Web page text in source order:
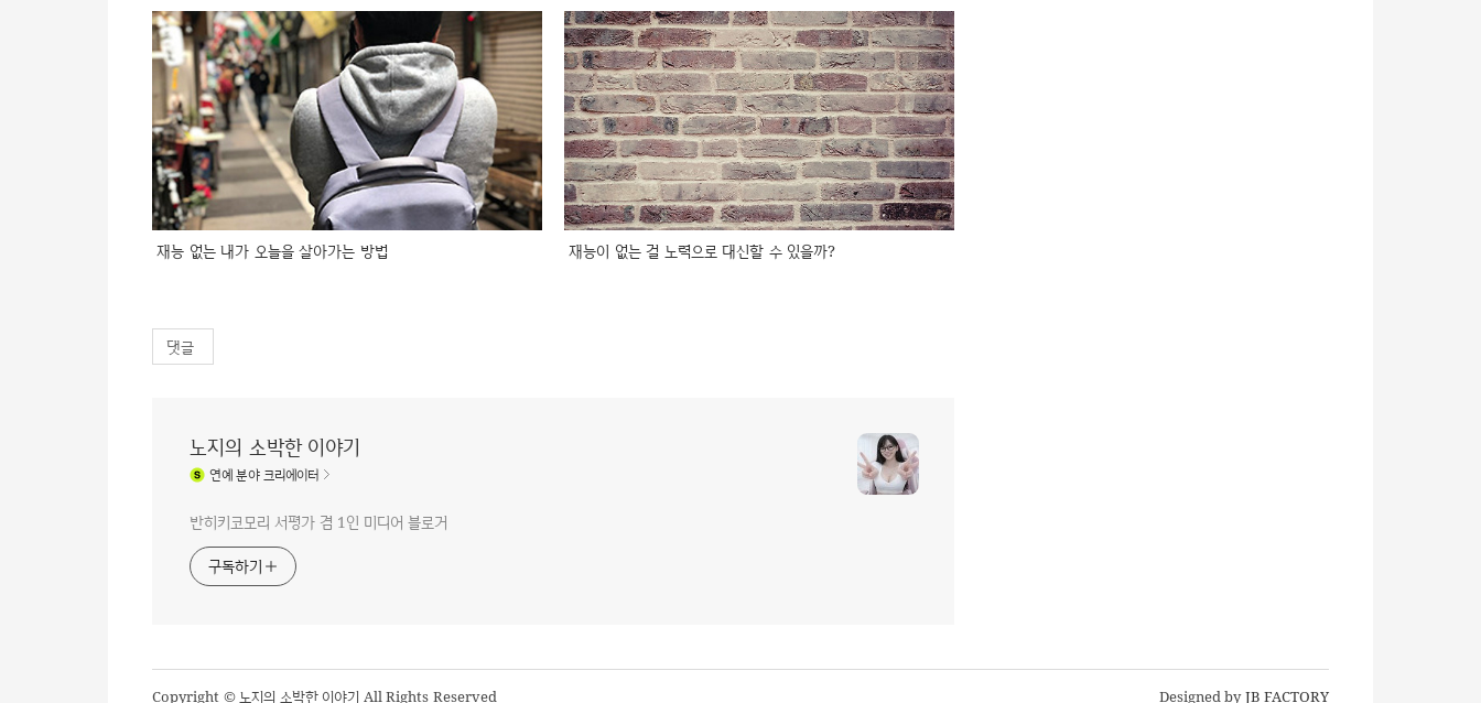
재능 없는 내가 오늘을 살아가는 방법 재능이 없는 걸 노력으로 대신할 수 있을까?
댓글
노지의 소박한 이야기
연예분야 크리에이터
반히키코모리 서평가 겸 1인 미디어 블로거
구독하기
Copyright © 노지의 소박한 이야기 All Rights Reserved Designed byJB FACTORY